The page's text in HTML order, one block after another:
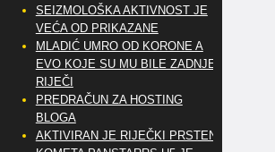
SEIZMOLOŠKA AKTIVNOST JE
VEĆA OD PRIKAZANE
MLADIĆ UMRO OD KORONE A
EVO KOJE SU MU BILE ZADNJE
RIJEČI
PREDRAČUN ZA HOSTING
BLOGA
AKTIVIRAN JE RIJEČKI PRSTEN